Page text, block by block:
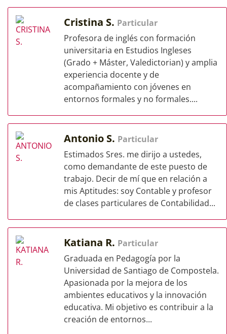
Cristina S. Particular
Profesora de inglés con formación
universitaria en Estudios Ingleses
(Grado + Máster, Valedictorian) y amplia
experiencia docente y de
acompañamiento con jóvenes en
entornos formales y no formales....
Antonio S. Particular
Estimados Sres. me dirijo a ustedes,
como demandante de este puesto de
trabajo. Decir de mí que en relación a
mis Aptitudes: soy Contable y profesor
de clases particulares de Contabilidad...
Katiana R. Particular
Graduada en Pedagogía por la
Universidad de Santiago de Compostela.
Apasionada por la mejora de los
ambientes educativos y la innovación
educativa. Mi objetivo es contribuir a la
creación de entornos...